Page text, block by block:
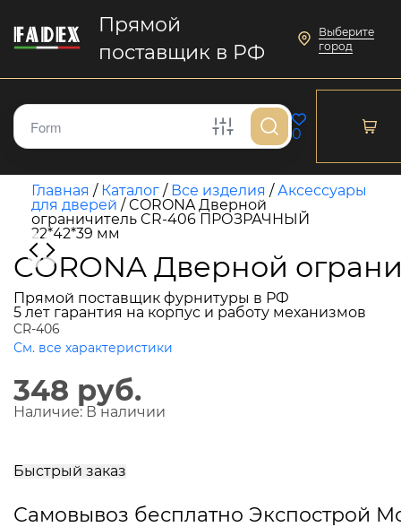
Прямой
поставщик в РФ
Выберите
город
0
Главная / Каталог / Все изделия /Аксессуары
для дверей /CORONA Дверной
ограничитель CR-406 ПРОЗРАЧНЫЙ
22*42*39 мм
CORONA Дверной
Прямой поставщик фурнитуры в РФ
5 лет гарантия на корпус и работу механизмов
CR-406
См. все характеристики
348 руб.
Наличие: В наличии
Быстрый заказ
Самовывоз бесплатно Экспострой